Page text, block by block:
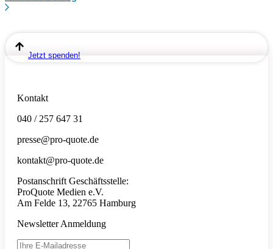
Jetzt spenden!
Kontakt
040 / 257 647 31
presse@pro-quote.de
kontakt@pro-quote.de
Postanschrift Geschäftsstelle:
ProQuote Medien e.V.
Am Felde 13, 22765 Hamburg
Newsletter Anmeldung